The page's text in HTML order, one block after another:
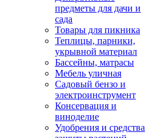
предметы для дачи и
сада
Товары для пикника
Теплицы, парники,
укрывной материал
Бассейны, матрасы
Мебель уличная
Садовый бензо и
электроинструмент
Консервация и
виноделие
Удобрения и средства